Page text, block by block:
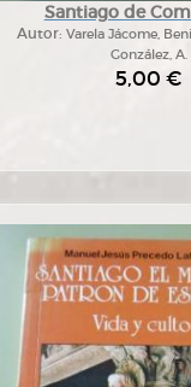
Santiago de
Autor: Varela Jácome,
González, A.
5,00 €